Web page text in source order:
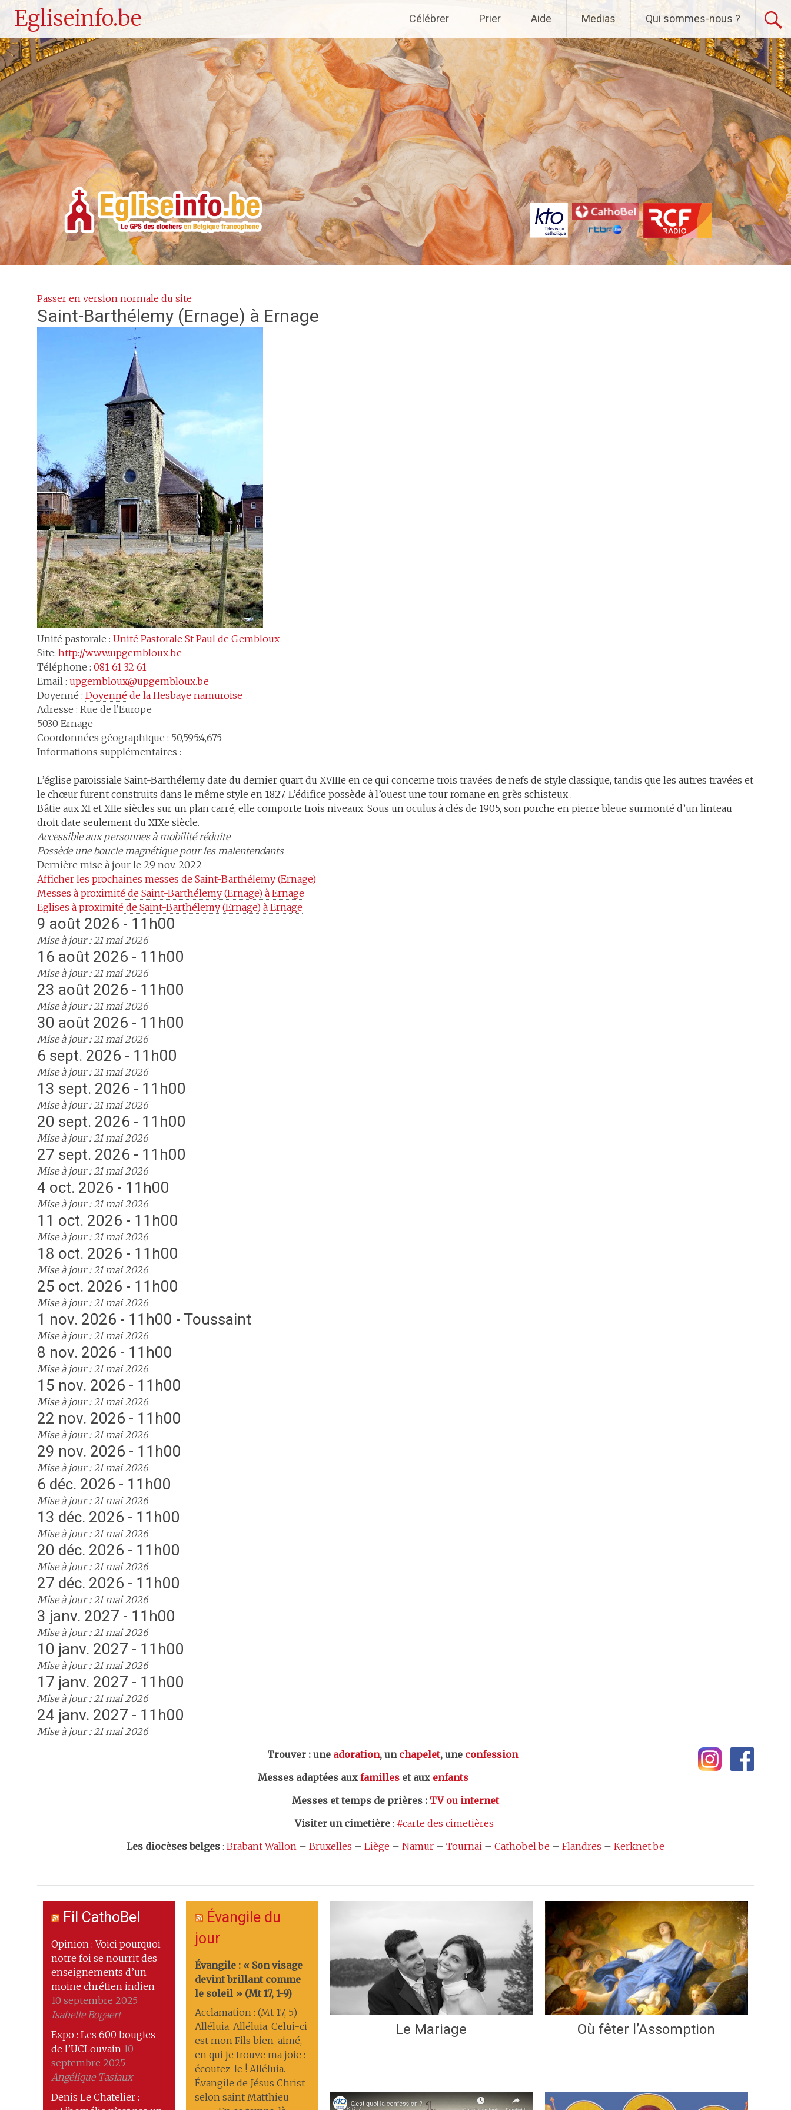
Egliseinfo.be
au
principal
Célébrer Prier Aide Medias Qui sommes-nous ?
Passer en version normale du site
Saint-Barthélemy (Ernage) à Ernage
Unité pastorale : Unité Pastorale St Paul de Gembloux
Site: http://www.upgembloux.be
Téléphone : 081 61 32 61
Email : upgembloux@upgembloux.be
Doyenné : Doyenné de la Hesbaye namuroise
Adresse : Rue de l'Europe
5030 Ernage
Coordonnées géographique : 50,595:4,675
Informations supplémentaires :
L’église paroissiale Saint-Barthélemy date du dernier quart du XVIIIe en ce qui concerne trois travées de nefs de style classique, tandis que les autres travées et
le chœur furent construits dans le même style en 1827. L’édifice possède à l’ouest une tour romane en grès schisteux .
Bâtie aux XI et XIIe siècles sur un plan carré, elle comporte trois niveaux. Sous un oculus à clés de 1905, son porche en pierre bleue surmonté d’un linteau
droit date seulement du XIXe siècle.
Accessible aux personnes à mobilité réduite
Possède une boucle magnétique pour les malentendants
Dernière mise à jour le 29 nov. 2022
Afficher les prochaines messes de Saint-Barthélemy (Ernage)
Messes à proximité de Saint-Barthélemy (Ernage) à Ernage
Eglises à proximité de Saint-Barthélemy (Ernage) à Ernage
9 août 2026 - 11h00
Mise à jour : 21 mai 2026
16 août 2026 - 11h00
Mise à jour : 21 mai 2026
23 août 2026 - 11h00
Mise à jour : 21 mai 2026
30 août 2026 - 11h00
Mise à jour : 21 mai 2026
6 sept. 2026 - 11h00
Mise à jour : 21 mai 2026
13 sept. 2026 - 11h00
Mise à jour : 21 mai 2026
20 sept. 2026 - 11h00
Mise à jour : 21 mai 2026
27 sept. 2026 - 11h00
Mise à jour : 21 mai 2026
4 oct. 2026 - 11h00
Mise à jour : 21 mai 2026
11 oct. 2026 - 11h00
Mise à jour : 21 mai 2026
18 oct. 2026 - 11h00
Mise à jour : 21 mai 2026
25 oct. 2026 - 11h00
Mise à jour : 21 mai 2026
1 nov. 2026 - 11h00 - Toussaint
Mise à jour : 21 mai 2026
8 nov. 2026 - 11h00
Mise à jour : 21 mai 2026
15 nov. 2026 - 11h00
Mise à jour : 21 mai 2026
22 nov. 2026 - 11h00
Mise à jour : 21 mai 2026
29 nov. 2026 - 11h00
Mise à jour : 21 mai 2026
6 déc. 2026 - 11h00
Mise à jour : 21 mai 2026
13 déc. 2026 - 11h00
Mise à jour : 21 mai 2026
20 déc. 2026 - 11h00
Mise à jour : 21 mai 2026
27 déc. 2026 - 11h00
Mise à jour : 21 mai 2026
3 janv. 2027 - 11h00
Mise à jour : 21 mai 2026
10 janv. 2027 - 11h00
Mise à jour : 21 mai 2026
17 janv. 2027 - 11h00
Mise à jour : 21 mai 2026
24 janv. 2027 - 11h00
Mise à jour : 21 mai 2026
Trouver : une adoration, un chapelet, une confession
Messes adaptées aux familles et aux enfants
Messes et temps de prières : TV ou internet
Visiter un cimetière : #carte des cimetières
Les diocèses belges : Brabant Wallon – Bruxelles – Liège – Namur – Tournai – Cathobel.be – Flandres – Kerknet.be
Fil CathoBel
Opinion : Voici pourquoi
notre foi se nourrit des
enseignements d’un
moine chrétien indien
10 septembre 2025
Isabelle Bogaert
Expo : Les 600 bougies
de l’UCLouvain 10
septembre 2025
Angélique Tasiaux
Denis Le Chatelier :
Évangile du
jour
Évangile : « Son visage
devint brillant comme
le soleil » (Mt 17, 1-9)
Acclamation : (Mt 17, 5)
Alléluia. Alléluia. Celui-ci
est mon Fils bien-aimé,
en qui je trouve ma joie :
écoutez-le ! Alléluia.
Évangile de Jésus Christ
selon saint Matthieu
Le Mariage Où fêter l’Assomption